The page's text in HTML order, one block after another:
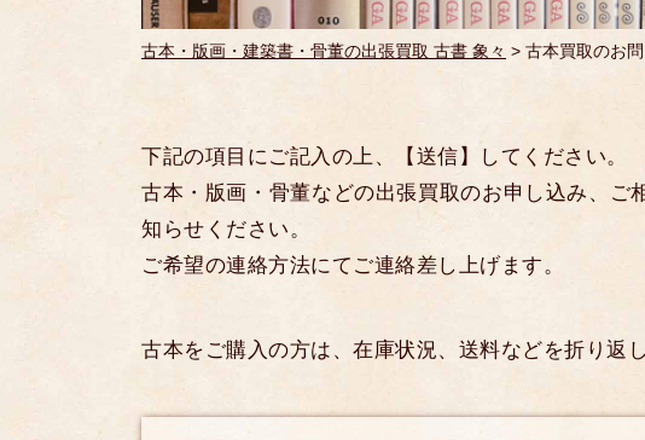
古本・版画・建築書・骨董の出張買取 古書 象々 > 古本買取のお
下記の項目にご記入の上、【送信】してください。
古本・版画・骨董などの出張買取のお申し込み、
知らせください。
ご希望の連絡方法にてご連絡差し上げます。
古本をご購入の方は、在庫状況、送料などを折り返